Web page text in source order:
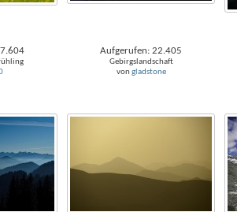
Aufgerufen: 22.405
Gebirgslandschaft
von gladstone